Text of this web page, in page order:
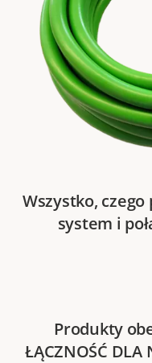
Wszystko,
system i
Produkty
ŁĄCZNOŚĆ DLA